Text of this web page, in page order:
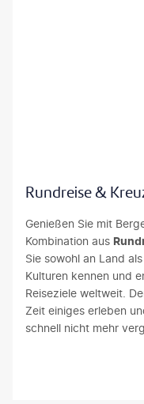
Rundreise &
Genießen Sie mit
Kombination aus
Sie sowohl an Land
Kulturen kennen und
Reiseziele weltweit.
Zeit einiges erleben
schnell nicht mehr